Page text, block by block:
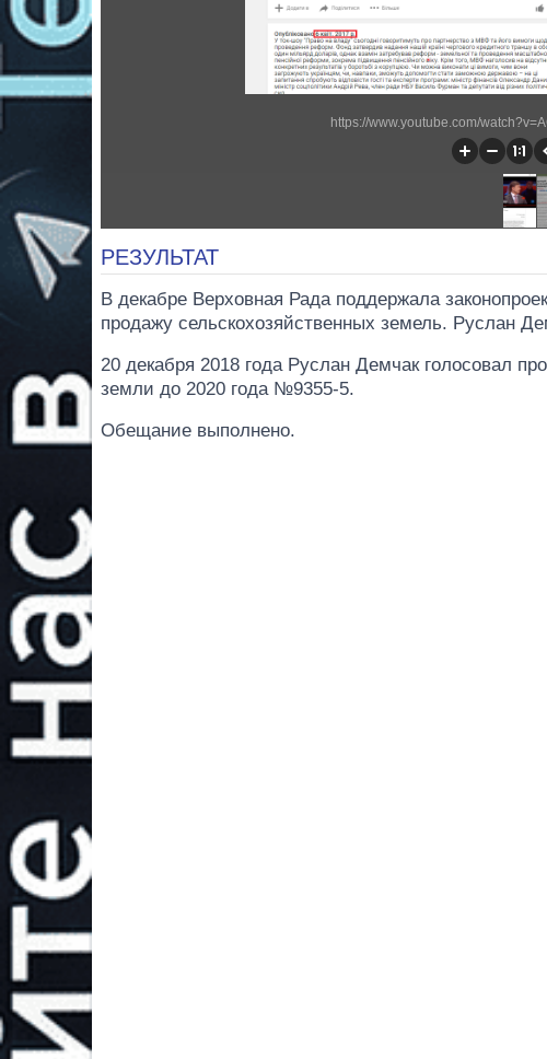
https://www.youtube.com/
РЕЗУЛЬТАТ
В декабре Верховная Рада поддержала
продажу сельскохозяйственных земель. Руслан
20 декабря 2018 года Руслан Демчак голосовал
земли до 2020 года №9355-5.
Обещание выполнено.